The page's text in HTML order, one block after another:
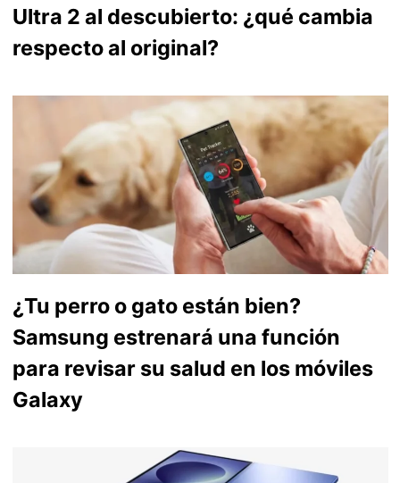
Ultra 2 al descubierto: ¿qué cambia
respecto al original?
¿Tu perro o gato están bien?
Samsung estrenará una función
para revisar su salud en los móviles
Galaxy